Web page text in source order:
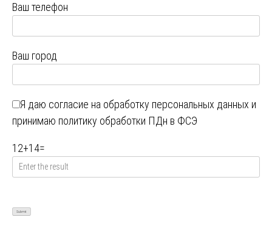
Ваш телефон
Ваш город
Я даю согласие на обработку персональных данных и
принимаю политику обработки ПДн в ФСЭ
12+14=